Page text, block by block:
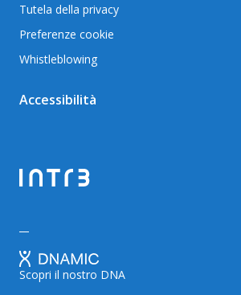
Tutela della privacy
Preferenze cookie
Whistleblowing
Accessibilità
Scopri il nostro DNA